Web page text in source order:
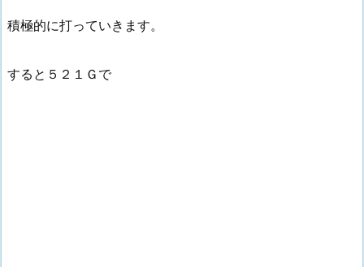
積極的に打っていきます。
すると５２１Ｇで